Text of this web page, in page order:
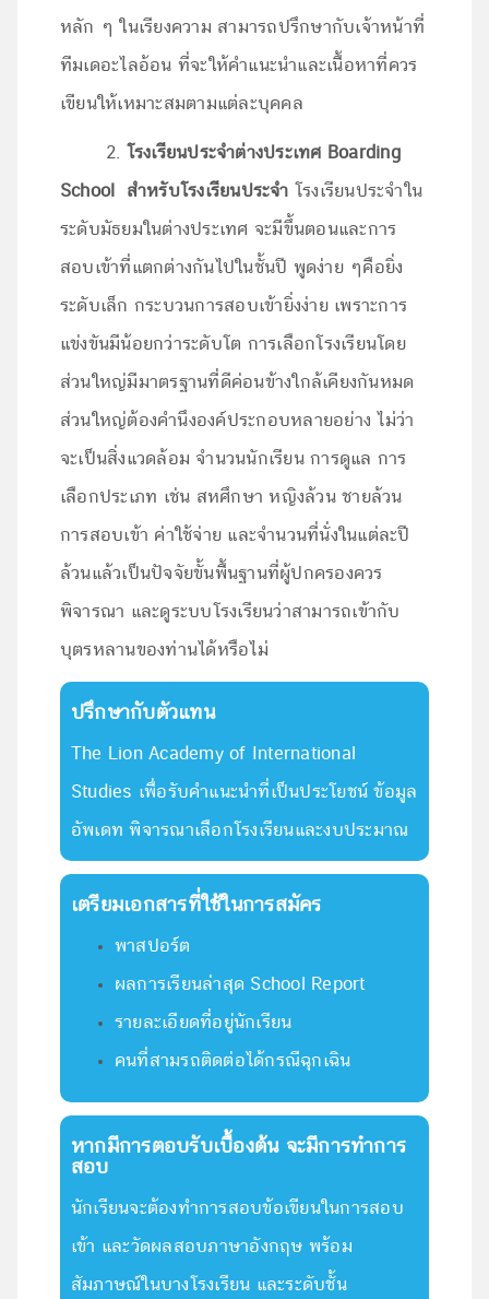
หลัก ๆ ในเรียงความ สามารถปรึกษากับเจ้าหน้าที่
ทีมเดอะไลอ้อน ที่จะให้คำแนะนำและเนื้อหาที่ควร
เขียนให้เหมาะสมตามแต่ละบุคคล
2. โรงเรียนประจำต่างประเทศ Boarding
School สำหรับโรงเรียนประจำ โรงเรียนประจำใน
ระดับมัธยมในต่างประเทศ จะมีขึ้นตอนและการ
สอบเข้าที่แตกต่างกันไปในชั้นปี พูดง่าย ๆคือยิ่ง
ระดับเล็ก กระบวนการสอบเข้ายิ่งง่าย เพราะการ
แข่งขันมีน้อยกว่าระดับโต การเลือกโรงเรียนโดย
ส่วนใหญ่มีมาตรฐานที่ดีค่อนข้างใกล้เคียงกันหมด
ส่วนใหญ่ต้องคำนึงองค์ประกอบหลายอย่าง ไม่ว่า
จะเป็นสิ่งแวดล้อม จำนวนนักเรียน การดูแล การ
เลือกประเภท เช่น สหศึกษา หญิงล้วน ชายล้วน
การสอบเข้า ค่าใช้จ่าย และจำนวนที่นั่งในแต่ละปี
ล้วนแล้วเป็นปัจจัยขั้นพื้นฐานที่ผู้ปกครองควร
พิจารณา และดูระบบโรงเรียนว่าสามารถเข้ากับ
บุตรหลานของท่านได้หรือไม่
ปรึกษากับตัวแทน
The Lion Academy of International
Studies เพื่อรับคำแนะนำที่เป็นประโยชน์ ข้อมูล
อัพเดท พิจารณาเลือกโรงเรียนและงบประมาณ
เตรียมเอกสารที่ใช้ในการสมัคร
พาสปอร์ต
ผลการเรียนล่าสุด School Report
รายละเอียดที่อยู่นักเรียน
คนที่สามรถติดต่อได้กรณีฉุกเฉิน
หากมีการตอบรับเบื้องต้น จะมีการทำการ
สอบ
นักเรียนจะต้องทำการสอบข้อเขียนในการสอบ
เข้า และวัดผลสอบภาษาอังกฤษ พร้อม
สัมภาษณ์ในบางโรงเรียน และระดับชั้น